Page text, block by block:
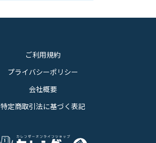
ご利用規約
プライバシーポリシー
会社概要
特定商取引法に基づく表記